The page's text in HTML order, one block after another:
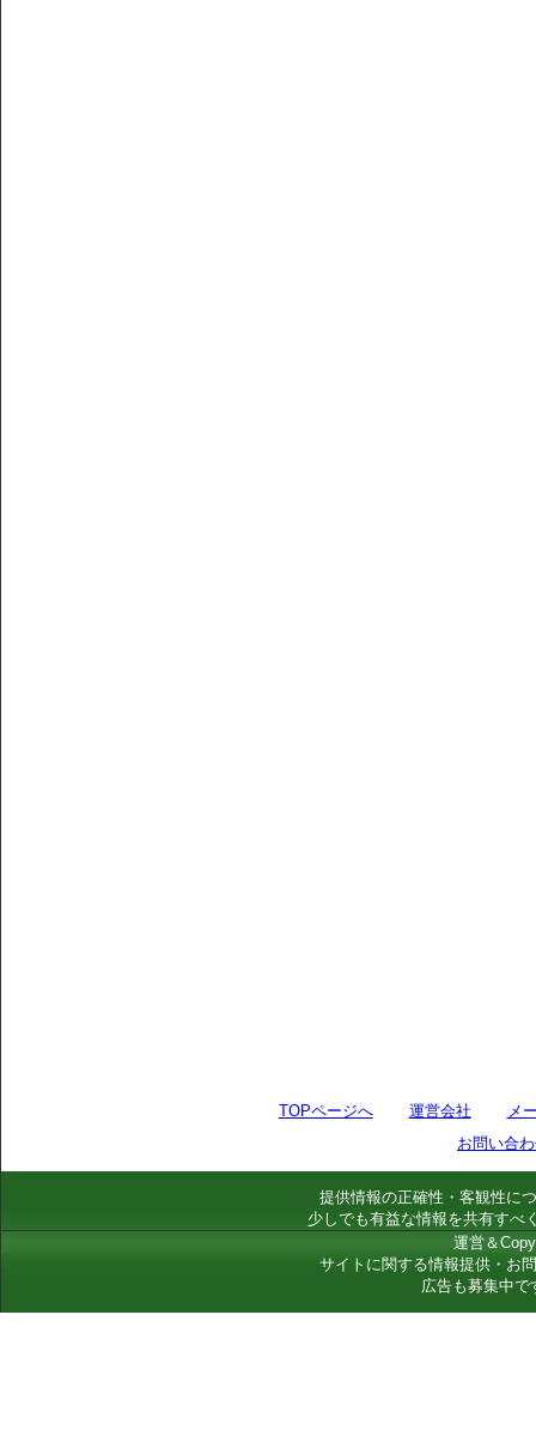
TOPページへ 運営会社
メ
お問い合
提供情報の正確性・客観性に
少しでも有益な情報を共有すべ
運営＆
サイトに関する情報提供・お
広告も募集中で